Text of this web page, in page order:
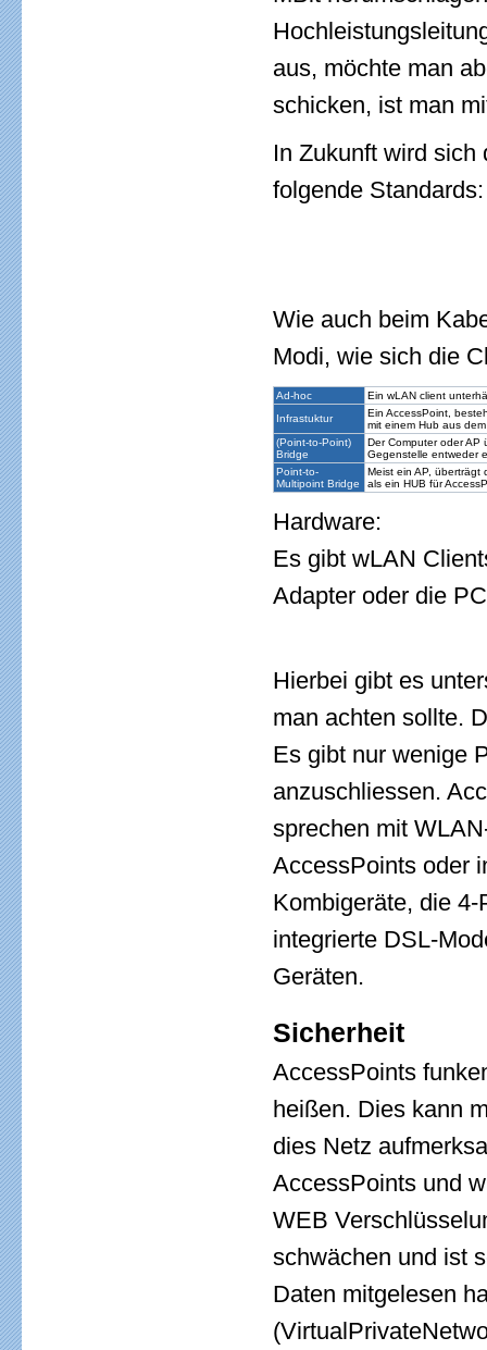
aus, möchte man
schicken, ist man
In Zukunft wird sich
folgende Standards:
Wie auch beim
Modi, wie sich die
Ad-hoc
Ein wLAN client
Infrastuktur
Ein AccessPoint,
mit einem Hub aus
(Point-to-Point)
Bridge
Der Computer oder AP
Gegenstelle entweder
Point-to-
Multipoint Bridge
Meist ein AP, überträgt
als ein HUB für
Hardware:
Es gibt wLAN
Adapter oder die
Hierbei gibt es
man achten sollte.
Es gibt nur wenige
anzuschliessen.
sprechen mit
AccessPoints oder
Kombigeräte, die
integrierte DSL-
Geräten.
Sicherheit
AccessPoints
heißen. Dies kann
dies Netz
AccessPoints und
WEB
schwächen und ist
Daten mitgelesen